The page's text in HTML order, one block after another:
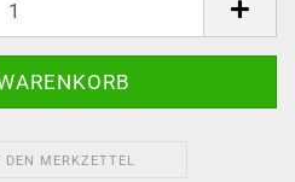
DEN MERKZETTEL